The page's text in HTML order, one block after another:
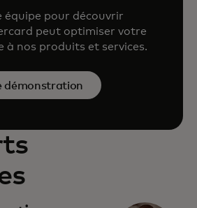
équipe pour découvrir
peut optimiser votre
à nos produits et services.
démonstration